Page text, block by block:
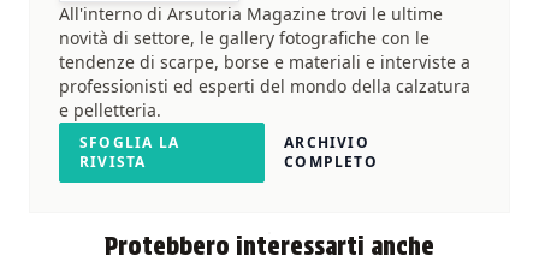
All'interno di Arsutoria Magazine trovi le ultime
novità di settore, le gallery fotografiche con le
tendenze di scarpe, borse e materiali e interviste a
professionisti ed esperti del mondo della calzatura
e pelletteria.
SFOGLIA LA
RIVISTA
ARCHIVIO
COMPLETO
Protebbero interessarti anche